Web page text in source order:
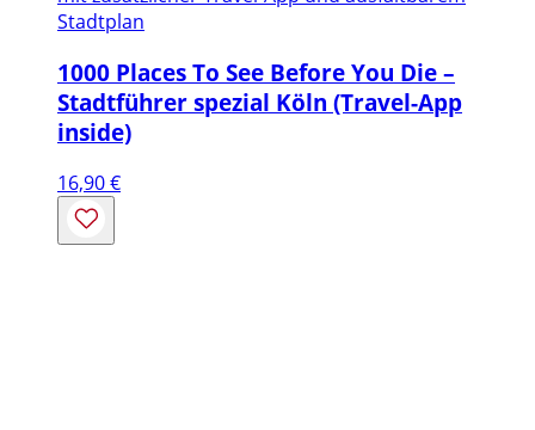
Stadtplan
1000 Places To See Before You Die –
Stadtführer spezial Köln (Travel-App
inside)
16,90€